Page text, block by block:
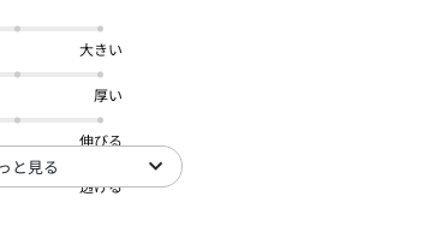
大きい
厚い
伸びる
透ける
と見る